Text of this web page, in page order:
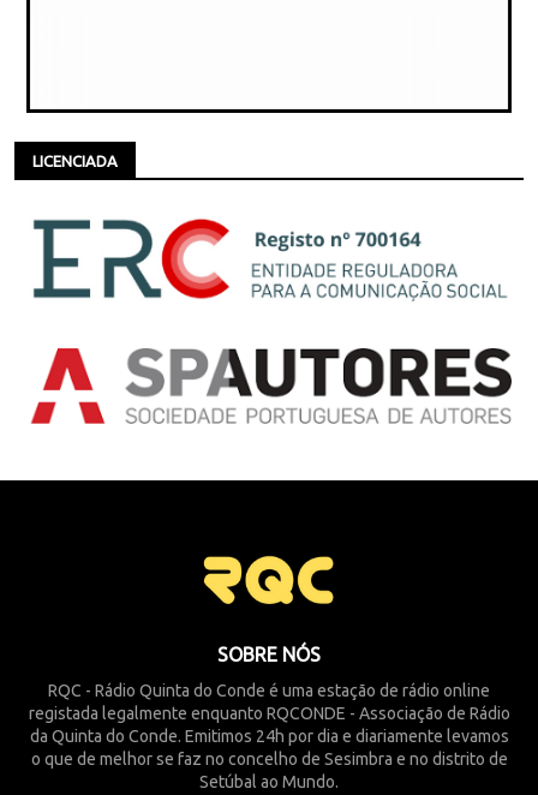
LICENCIADA
SOBRE NÓS
RQC - Rádio Quinta do Conde é uma estação de rádio online
registada legalmente enquanto RQCONDE - Associação de Rádio
da Quinta do Conde. Emitimos 24h por dia e diariamente levamos
o que de melhor se faz no concelho de Sesimbra e no distrito de
Setúbal ao Mundo.